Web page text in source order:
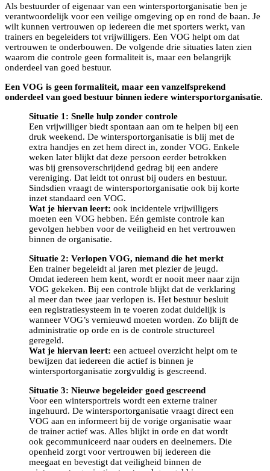
Als bestuurder of eigenaar van een wintersportorganisatie ben je
verantwoordelijk voor een veilige omgeving op en rond de baan. Je
wilt kunnen vertrouwen op iedereen die met sporters werkt, van
trainers en begeleiders tot vrijwilligers. Een VOG helpt om dat
vertrouwen te onderbouwen. De volgende drie situaties laten zien
waarom die controle geen formaliteit is, maar een belangrijk
onderdeel van goed bestuur.
Een VOG is geen formaliteit, maar een vanzelfsprekend
onderdeel van goed bestuur binnen iedere wintersportorganisatie.
Situatie 1: Snelle hulp zonder controle
Een vrijwilliger biedt spontaan aan om te helpen bij een
druk weekend. De wintersportorganisatie is blij met de
extra handjes en zet hem direct in, zonder VOG. Enkele
weken later blijkt dat deze persoon eerder betrokken
was bij grensoverschrijdend gedrag bij een andere
vereniging. Dat leidt tot onrust bij ouders en bestuur.
Sindsdien vraagt de wintersportorganisatie ook bij korte
inzet standaard een VOG.
Wat je hiervan leert: ook incidentele vrijwilligers
moeten een VOG hebben. Eén gemiste controle kan
gevolgen hebben voor de veiligheid en het vertrouwen
binnen de organisatie.
Situatie 2: Verlopen VOG, niemand die het merkt
Een trainer begeleidt al jaren met plezier de jeugd.
Omdat iedereen hem kent, wordt er nooit meer naar zijn
VOG gekeken. Bij een controle blijkt dat de verklaring
al meer dan twee jaar verlopen is. Het bestuur besluit
een registratiesysteem in te voeren zodat duidelijk is
wanneer VOG’s vernieuwd moeten worden. Zo blijft de
administratie op orde en is de controle structureel
geregeld.
Wat je hiervan leert: een actueel overzicht helpt om te
bewijzen dat iedereen die actief is binnen je
wintersportorganisatie zorgvuldig is gescreend.
Situatie 3: Nieuwe begeleider goed gescreend
Voor een wintersportreis wordt een externe trainer
ingehuurd. De wintersportorganisatie vraagt direct een
VOG aan en informeert bij de vorige organisatie waar
de trainer actief was. Alles blijkt in orde en dat wordt
ook gecommuniceerd naar ouders en deelnemers. Die
openheid zorgt voor vertrouwen bij iedereen die
meegaat en bevestigt dat veiligheid binnen de